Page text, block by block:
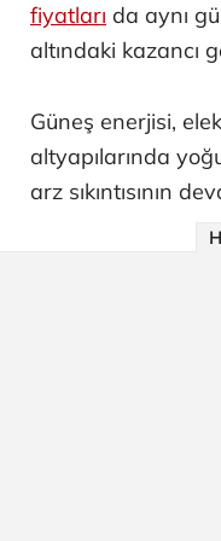
fiyatları da aynı
altındaki kazancı
Güneş enerjisi,
altyapılarında
arz sıkıntısının